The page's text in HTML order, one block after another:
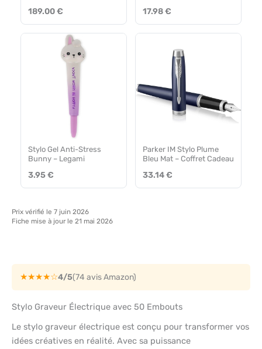
189.00 € 17.98 €
Stylo Gel Anti-Stress
Bunny – Legami
3.95 €
Parker IM Stylo Plume
Bleu Mat – Coffret Cadeau
33.14 €
Prix vérifié le 7 juin 2026
Fiche mise à jour le 21 mai 2026
★★★★☆4/5(74 avis Amazon)
Stylo Graveur Électrique avec 50 Embouts
Le stylo graveur électrique est conçu pour transformer vos
idées créatives en réalité. Avec sa puissance